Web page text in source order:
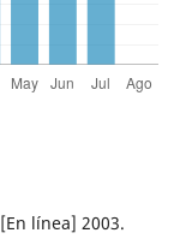
línea] 2003.